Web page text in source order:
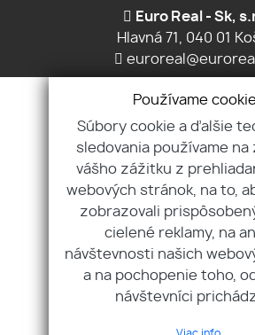
Euro Real - Sk,
Hlavná 71, 040 01
Ing. Ladislav Jurča,
Ing. Michal
+421 907 970
Ing. Daniela
+421 905 363
Používame
Súbory cookie a ďalšie
sledovania používame na
vášho zážitku z
webových stránok, na to,
zobrazovali
cielené reklamy, na
návštevnosti našich
a na pochopenie toho,
návštevníci